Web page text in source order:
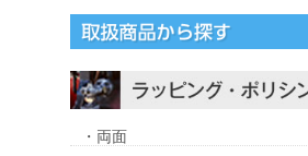
・両面